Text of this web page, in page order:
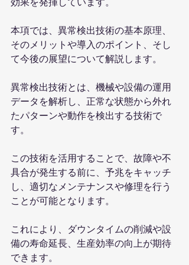
効果を発揮しています。
本項では、異常検出技術の基本原理、
そのメリットや導入のポイント、そし
て今後の展望について解説します。
異常検出技術とは、機械や設備の運用
データを解析し、正常な状態から外れ
たパターンや動作を検出する技術で
す。
この技術を活用することで、故障や不
具合が発生する前に、予兆をキャッチ
し、適切なメンテナンスや修理を行う
ことが可能となります。
これにより、ダウンタイムの削減や設
備の寿命延長、生産効率の向上が期待
できます。